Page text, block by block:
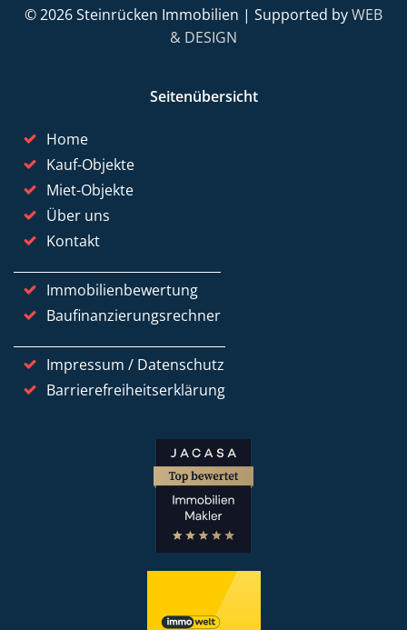
© 2026 Steinrücken Immobilien | Supported byWEB
& DESIGN
Seitenübersicht
Home
Kauf-Objekte
Miet-Objekte
Über uns
Kontakt
Immobilienbewertung
Baufinanzierungsrechner
Impressum / Datenschutz
Barrierefreiheitserklärung